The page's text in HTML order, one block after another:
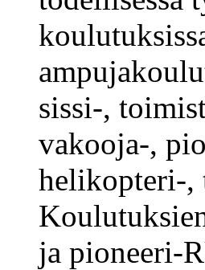
sissi-,
vakooja-,
helikopteri-,
ja pioneeri-